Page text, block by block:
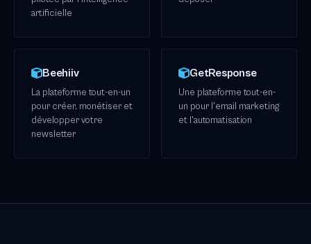
artificielle
Beehiiv
La plateforme tout-en-un
pour créer, monétiser et
développer votre
newsletter
GetResponse
Une plateforme tout-en-
un pour l'email marketing
et l'automatisation